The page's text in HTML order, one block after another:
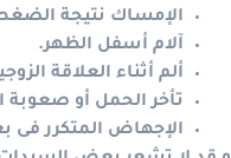
الإمساك نتيجة
آلام أسفل الظهر.
ألم أثناء العلاقة
تأخر الحمل أو صعوبة
الإجهاض المتكرر فى